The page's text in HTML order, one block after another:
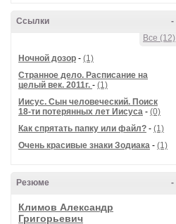
-
Ссылки
Все (12)
Ночной дозор - (1)
Странное дело. Расписание на
целый век. 2011г. - (1)
Иисус. Сын человеческий. Поиск
18-ти потерянных лет Иисуса - (0)
Как спрятать папку или файл? - (1)
Очень красивые знаки Зодиака - (1)
-
Резюме
Климов Александр
Григорьевич